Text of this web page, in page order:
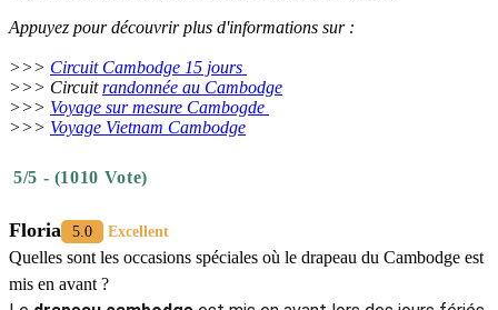
Appuyez pour découvrir plus d'informations sur :
>>> Circuit Cambodge 15 jours
>>> Circuitrandonnée au Cambodge
>>> Voyage sur mesure Cambogde
>>> Voyage Vietnam Cambodge
5/5 - (1010 Vote)
Floria 5.0 Excellent
Quelles sont les occasions spéciales où le drapeau du Cambodge est
mis en avant ?